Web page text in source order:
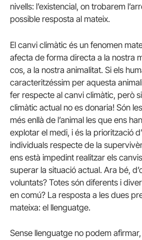
nivells: l’existencial, on trobarem
possible resposta al mateix.
El canvi climàtic és un fenomen
afecta de forma directa a la nostra
cos, a la nostra animalitat. Si els
caracteritzéssim per aquesta
fer respecte al canvi climàtic, però
climàtic actual no es donaria! Són
més enllà de l’animal les que ens
explotar el medi, i és la priorització
individuals respecte de la
ens està impedint realitzar els
superar la situació actual. Ara bé,
voluntats? Totes són diferents i
en comú? La resposta a les dues
mateixa: el llenguatge.
Sense llenguatge no podem